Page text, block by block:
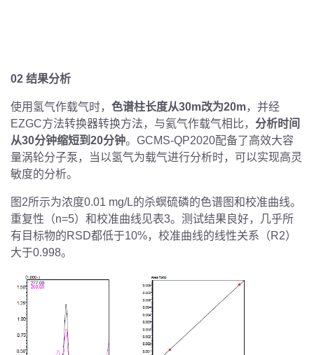
02 结果分析
使用氢气作载气时， 色谱柱长度从30m改为20m，并经
EZGC方法转换器转换方法，与氦气作载气相比， 分析时间
从30分钟缩短到20分钟。GCMS-QP2020配备了高效大容
量涡轮分子泵，当以氢气为载气进行分析时，可以实现高灵
敏度的分析。
图2所示为浓度0.01 mg/L的杀螟硫磷的色谱图和校准曲线。
重复性（n=5）和校准曲线见表3。测试结果良好，几乎所
有目标物的RSD都低于10%，校准曲线的线性关系（R2）
大于0.998。